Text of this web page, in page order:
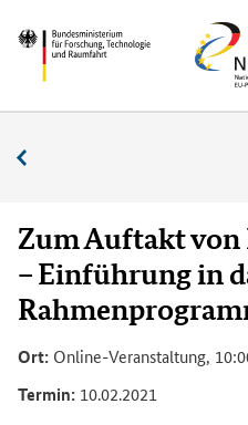
zum
Inhalt
(Eingabetaste)
zum
Hauptmenu
(Eingabetaste)
zur
Suche
(Eingabetaste)
zur
Fußleiste
(Enter)
Bundesministerium
Technologie
Raumfahrt
Zum Auftakt
– Einführung in
Ort: Online-Veranstaltung,
Termin: 10.02.2021